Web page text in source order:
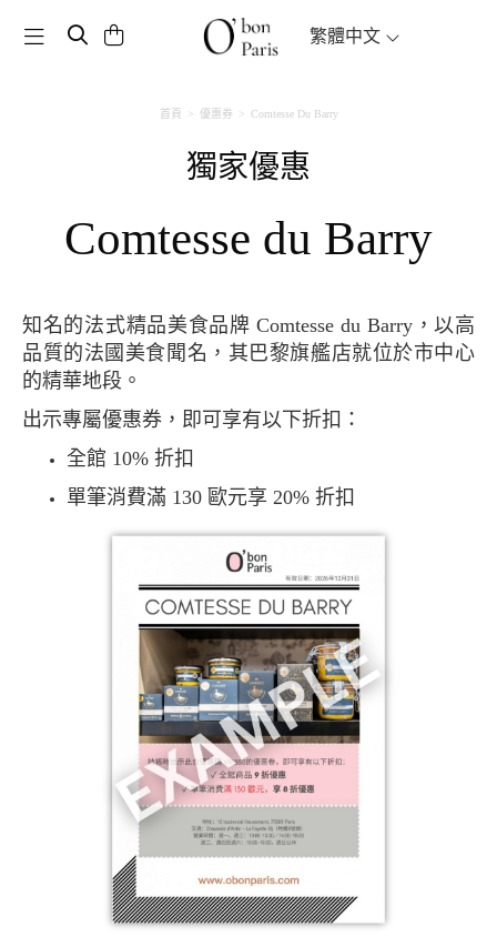
Toggle navigation 繁體中文
首頁 優惠券 Comtesse Du Barry
獨家優惠
Comtesse du Barry
知名的法式精品美食品牌 Comtesse du Barry，以高
品質的法國美食聞名，其巴黎旗艦店就位於市中心
的精華地段。
出示專屬優惠券，即可享有以下折扣：
全館 10% 折扣
單筆消費滿 130 歐元享 20% 折扣